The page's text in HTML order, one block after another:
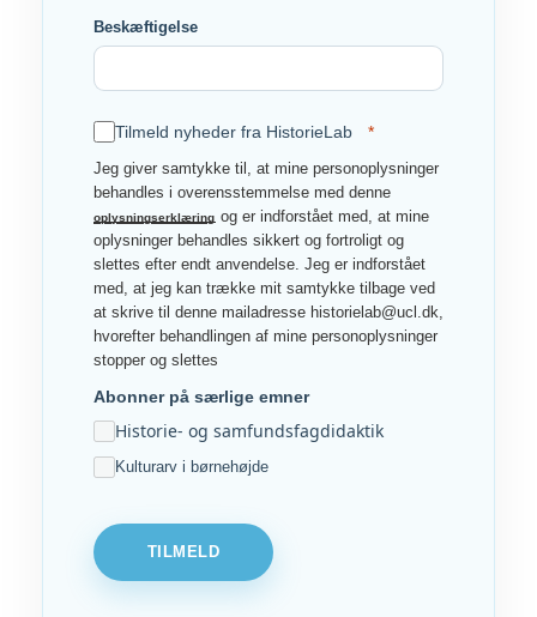
Beskæftigelse
Tilmeld nyheder fra HistorieLab
Jeg giver samtykke til, at mine personoplysninger
behandles i overensstemmelse med denne
oplysningserklæring og er indforstået med, at mine
oplysninger behandles sikkert og fortroligt og
slettes efter endt anvendelse. Jeg er indforstået
med, at jeg kan trække mit samtykke tilbage ved
at skrive til denne mailadresse historielab@ucl.dk,
hvorefter behandlingen af mine personoplysninger
stopper og slettes
Abonner på særlige emner
Historie- og samfundsfagdidaktik
Kulturarv i børnehøjde
TILMELD